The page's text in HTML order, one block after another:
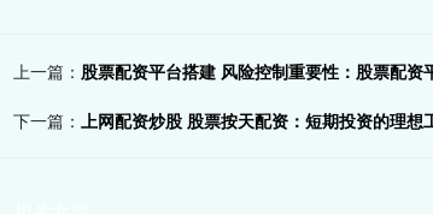
上一篇： 股票配资平台搭建 风险控制重要性：股票配资
下一篇： 上网配资炒股 股票按天配资：短期投资的理想